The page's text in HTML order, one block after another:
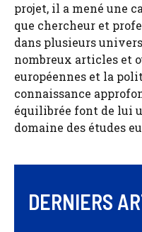
projet, il a mené une
que chercheur et
dans plusieurs
nombreux articles et
européennes et la
connaissance
équilibrée font de lui
domaine des études
DERNIERS